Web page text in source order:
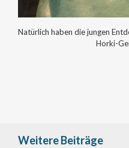
Natürlich haben die jungen
Horki-
Weitere Beiträge